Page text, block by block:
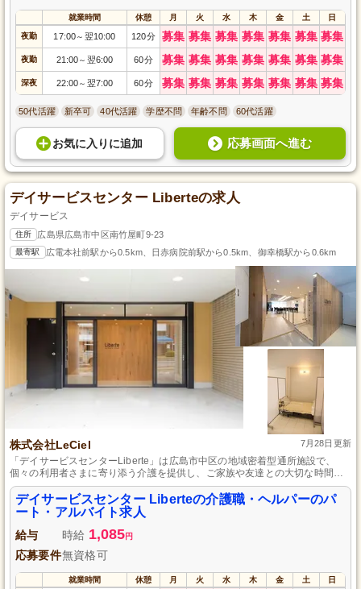
就業時間 休憩 月 火 水 木 金 土 日
夜勤 17:00～ 翌10:00 120分 募集 募集 募集 募集 募集 募集 募集
夜勤 21:00～ 翌6:00 60分 募集 募集 募集 募集 募集 募集 募集
深夜 22:00～ 翌7:00 60分 募集 募集 募集 募集 募集 募集 募集
50代活躍 新卒可 40代活躍 学歴不問 年齢不問 60代活躍
お気に入り に追加 応募画面へ進む
デイサービスセンター Liberteの求人
デイサービス
住所 広島県広島市中区南竹屋町9-23
最寄駅 広電本社前駅から0.5km、日赤病院前駅から0.5km、御幸橋駅から0.6km
株式会社LeCiel 7月28日更新
「デイサービスセンターLiberte」は広島市中区の地域密着型通所施設で、
個々の利用者さまに寄り添う介護を提供し、ご家族や友達との大切な時間も
守りながら働けます。最寄り駅から徒歩8分と通勤も便利です。
デイサービスセンター Liberteの介護職・ヘルパーのパ
ート・アルバイト求人
給与 時給 1,085円
応募要件無資格可
就業時間 休憩 月 火 水 木 金 土 日